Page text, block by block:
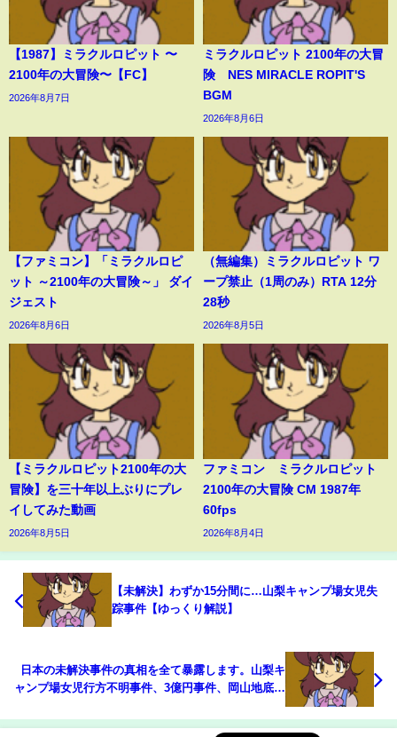
【1987】ミラクルロピット 〜
2100年の大冒険〜【FC】
2026年8月7日
ミラクルロピット 2100年の大冒
険 NES MIRACLE ROPIT'S
BGM
2026年8月6日
【ファミコン】「ミラクルロピ
ット ～2100年の大冒険～」 ダイ
ジェスト
2026年8月6日
（無編集）ミラクルロピット ワ
ープ禁止（1周のみ）RTA 12分
28秒
2026年8月5日
【ミラクルロピット2100年の大
冒険】を三十年以上ぶりにプレ
イしてみた動画
2026年8月5日
ファミコン ミラクルロピット
2100年の大冒険 CM 1987年
60fps
2026年8月4日
【未解決】わずか15分間に…山梨キャンプ場女児失
踪事件【ゆっくり解説】
日本の未解決事件の真相を全て暴露します。山梨キ
ャンプ場女児行方不明事件、3億円事件、岡山地底湖